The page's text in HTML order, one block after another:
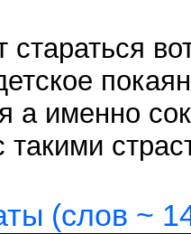
стараться
а именно
такими
(слов ~